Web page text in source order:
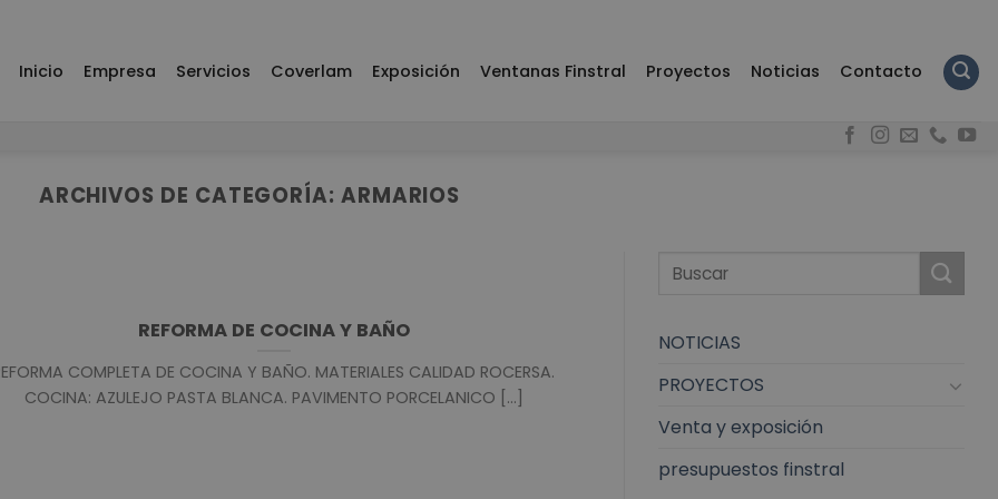
Inicio Empresa Servicios Coverlam Exposición Ventanas Finstral Proyectos Noticias Contacto
ARCHIVOS DE CATEGORÍA: ARMARIOS
REFORMA DE COCINA Y BAÑO
COMPLETA DE COCINA Y BAÑO. MATERIALES CALIDAD ROCERSA.
COCINA: AZULEJO PASTA BLANCA. PAVIMENTO PORCELANICO [...]
NOTICIAS
PROYECTOS
Venta y exposición
presupuestos finstral